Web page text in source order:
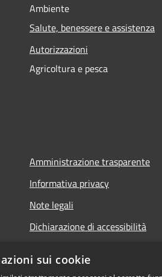
Ambiente
Salute, benessere e assistenza
Autorizzazioni
Agricoltura e pesca
Amministrazione trasparente
Informativa privacy
Note legali
Dichiarazione di accessibilità
sui cookie